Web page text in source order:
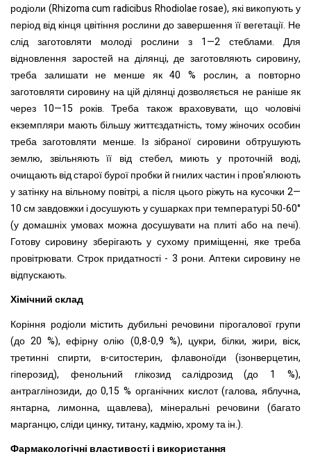
родіоли (Rhizoma cum radicibus Rhodiolae rosae), які викопують у
період від кінця цвітіння рослини до завершення її вегетації. Не
слід заготовляти молоді рослини з 1—2 стеблами. Для
відновлення заростей на ділянці, де заготовляють сировину,
треба залишати не менше як 40 % рослин, а повторно
заготовляти сировину на цій ділянці дозволяється не раніше як
через 10—15 років. Треба також враховувати, що чоловічі
екземпляри мають більшу життєздатність, тому жіночих особин
треба заготовляти менше. Із зібраної сировини обтрушують
землю, звільняють її від стебел, миють у проточній воді,
очищають від старої бурої пробки й гнилих частин і пров'ялюють
у затінку на вільному повітрі, а після цього ріжуть на кусочки 2—
10 см завдовжки і досушують у сушарках при температурі 50-60°
(у домашніх умовах можна досушувати на плиті або на печі).
Готову сировину зберігають у сухому приміщенні, яке треба
провітрювати. Строк придатності - 3 рони. Аптеки сировину не
відпускають.
Хімічний склад
Коріння родіоли містить дубильні речовини пірогалової групи
(до 20 %), ефірну олію (0,8-0,9 %), цукри, білки, жири, віск,
третинні спирти, в-ситостерин, флавоноїди (ізонверцетин,
гіперозид), фенольний глікозид салідрозид (до 1 %),
антраглінозиди, до 0,15 % органічних кислот (галова, яблучна,
янтарна, лимонна, щавлева), мінеральні речовини (багато
марганцю, сліди цинку, титану, кадмію, хрому та ін.).
Фармакологічні властивості і використання